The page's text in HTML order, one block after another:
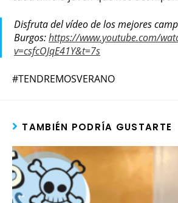
Disfruta del vídeo de los mejores
Burgos:https://www.youtube.com/
v=csfcOJqE41Y&t=7s
#TENDREMOSVERANO
TAMBIÉN PODRÍA GUSTARTE